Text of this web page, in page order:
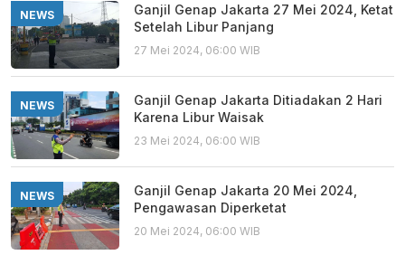
NEWS
Ganjil Genap Jakarta 27 Mei 2024, Ketat
Setelah Libur Panjang
27 Mei 2024, 06:00 WIB
NEWS
Ganjil Genap Jakarta Ditiadakan 2 Hari
Karena Libur Waisak
23 Mei 2024, 06:00 WIB
NEWS
Ganjil Genap Jakarta 20 Mei 2024,
Pengawasan Diperketat
20 Mei 2024, 06:00 WIB